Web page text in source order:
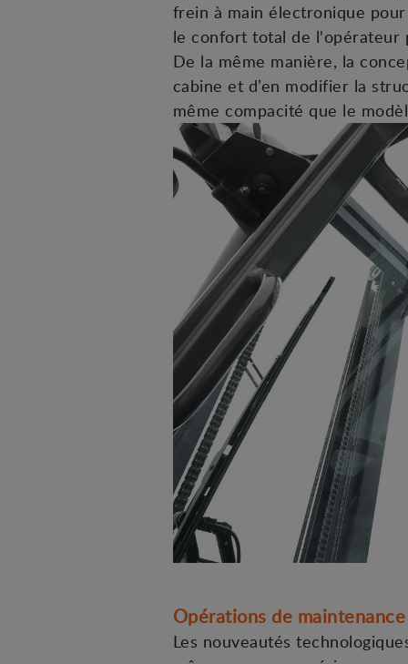
frein à main électronique
le confort total de l'opérateur
De la même manière, la
cabine et d’en modifier la
même compacité que le
Opérations de
Les nouveautés